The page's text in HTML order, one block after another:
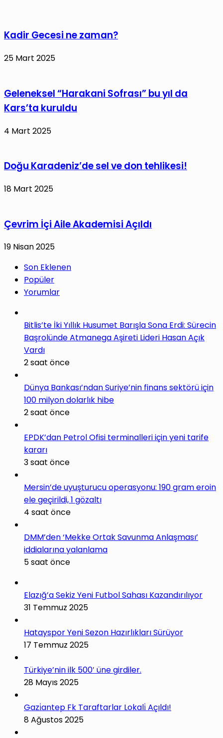
Kadir Gecesi ne zaman?
25 Mart 2025
Geleneksel “Harakani Sofrası” bu yıl da
Kars’ta kuruldu
4 Mart 2025
Doğu Karadeniz’de sel ve don tehlikesi!
18 Mart 2025
Çevrim İçi Aile Akademisi Açıldı
19 Nisan 2025
Son Eklenen
Popüler
Yorumlar
Bitlis’te İki Yıllık Husumet Barışla Sona Erdi: Sürecin
Başrolünde Atmanega Aşireti Lideri Hasan Açık
Vardı
2 saat önce
Dünya Bankası’ndan Suriye’nin finans sektörü için
100 milyon dolarlık hibe
2 saat önce
EPDK’dan Petrol Ofisi terminalleri için yeni tarife
kararı
3 saat önce
Mersin’de uyuşturucu operasyonu: 190 gram eroin
ele geçirildi, 1 gözaltı
4 saat önce
DMM’den ‘Mekke Ortak Savunma Anlaşması’
iddialarına yalanlama
5 saat önce
Elazığ’a Sekiz Yeni Futbol Sahası Kazandırılıyor
31 Temmuz 2025
Hatayspor Yeni Sezon Hazırlıkları Sürüyor
17 Temmuz 2025
Türkiye’nin ilk 500′ üne girdiler.
28 Mayıs 2025
Gazi̇antep Fk Taraftarlar Lokali̇ Açıldı!
8 Ağustos 2025